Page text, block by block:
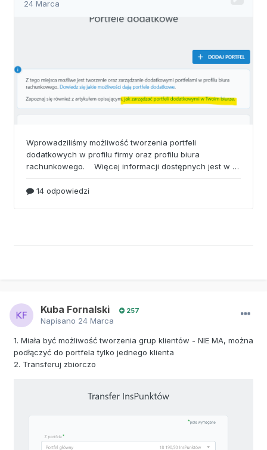
Kuba Fornalski 257
Napisano 24 Marca
1. Miała być możliwość tworzenia grup klientów - NIE MA, można
podłączyć do portfela tylko jednego klienta
2. Transferuj zbiorczo